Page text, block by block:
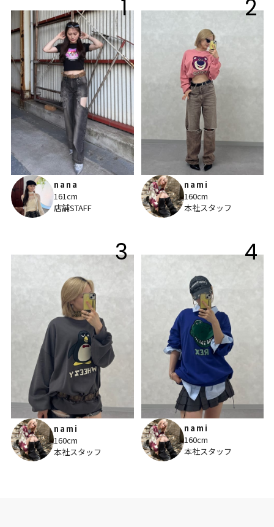
1
nana
161cm
店舗STAFF
2
nami
160cm
本社スタッフ
3
nami
160cm
本社スタッフ
4
nami
160cm
本社スタッフ